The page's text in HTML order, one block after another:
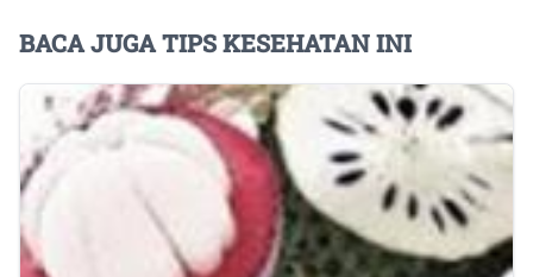
BACA JUGA TIPS KESEHATAN INI